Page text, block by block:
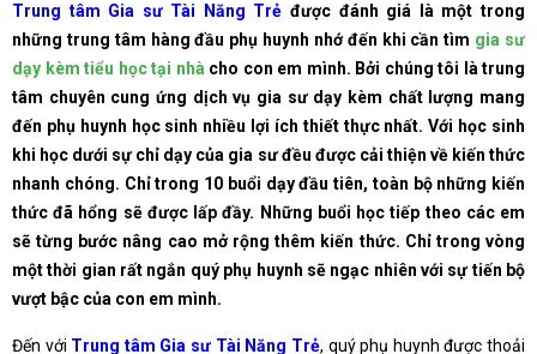
Trung tâm Gia sư Tài Năng Trẻ được đánh giá là một trong
những trung tâm hàng đầu phụ huynh nhớ đến khi cần tìm gia sư
dạy kèm tiểu học tại nhà cho con em mình. Bởi chúng tôi là trung
tâm chuyên cung ứng dịch vụ gia sư dạy kèm chất lượng mang
đến phụ huynh học sinh nhiều lợi ích thiết thực nhất. Với học sinh
khi học dưới sự chỉ dạy của gia sư đều được cải thiện về kiến thức
nhanh chóng. Chỉ trong 10 buổi dạy đầu tiên, toàn bộ những kiến
thức đã hổng sẽ được lấp đầy. Những buổi học tiếp theo các em
sẽ từng bước nâng cao mở rộng thêm kiến thức. Chỉ trong vòng
một thời gian rất ngắn quý phụ huynh sẽ ngạc nhiên với sự tiến bộ
vượt bậc của con em mình.
Đến với Trung tâm Gia sư Tài Năng Trẻ, quý phụ huynh được thoải